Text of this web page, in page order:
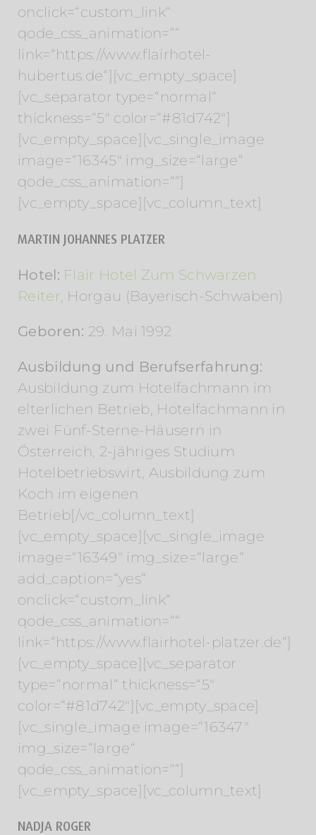
onclick=“custom_link“
qode_css_animation=““
link=“https://www.flairhotel-
hubertus.de“][vc_empty_space]
[vc_separator type=“normal“
thickness=“5″ color=“#81d742″]
[vc_empty_space][vc_single_image
image=“16345″ img_size=“large“
qode_css_animation=““]
[vc_empty_space][vc_column_text]
MARTIN JOHANNES PLATZER
Hotel: Flair Hotel Zum Schwarzen
Reiter , Horgau (Bayerisch-Schwaben)
Geboren: 29. Mai 1992
Ausbildung und Berufserfahrung:
Ausbildung zum Hotelfachmann im
elterlichen Betrieb, Hotelfachmann in
zwei Fünf-Sterne-Häusern in
Österreich, 2-jähriges Studium
Hotelbetriebswirt, Ausbildung zum
Koch im eigenen
Betrieb[/vc_column_text]
[vc_empty_space][vc_single_image
image=“16349″ img_size=“large“
add_caption=“yes“
onclick=“custom_link“
qode_css_animation=““
link=“https://www.flairhotel-platzer.de“]
[vc_empty_space][vc_separator
type=“normal“ thickness=“5″
color=“#81d742″][vc_empty_space]
[vc_single_image image=“16347″
img_size=“large“
qode_css_animation=““]
[vc_empty_space][vc_column_text]
NADJA ROGER